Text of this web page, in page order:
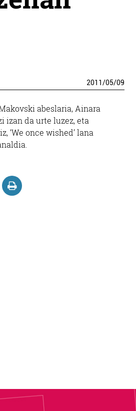
2011/05/09
abeslaria, Ainara
izan da urte luzez, eta
‘We once wished’ lana